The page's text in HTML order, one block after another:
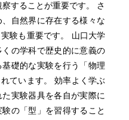
することが重要です。 さ
自然界に存在する様々な
験も重要です。 山口大学
の学科で歴史的に意義の
礎的な実験を行う「物理
ています。 効率よく学ぶ
実験器具を各自が実際に
の「型」を習得すること